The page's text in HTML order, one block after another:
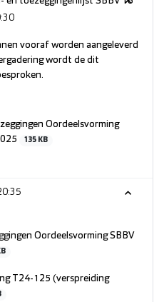
vooraf worden aangeleverd
wordt de dit
Oordeelsvorming
135 KB
Oordeelsvorming SBBV
T24-125 (verspreiding